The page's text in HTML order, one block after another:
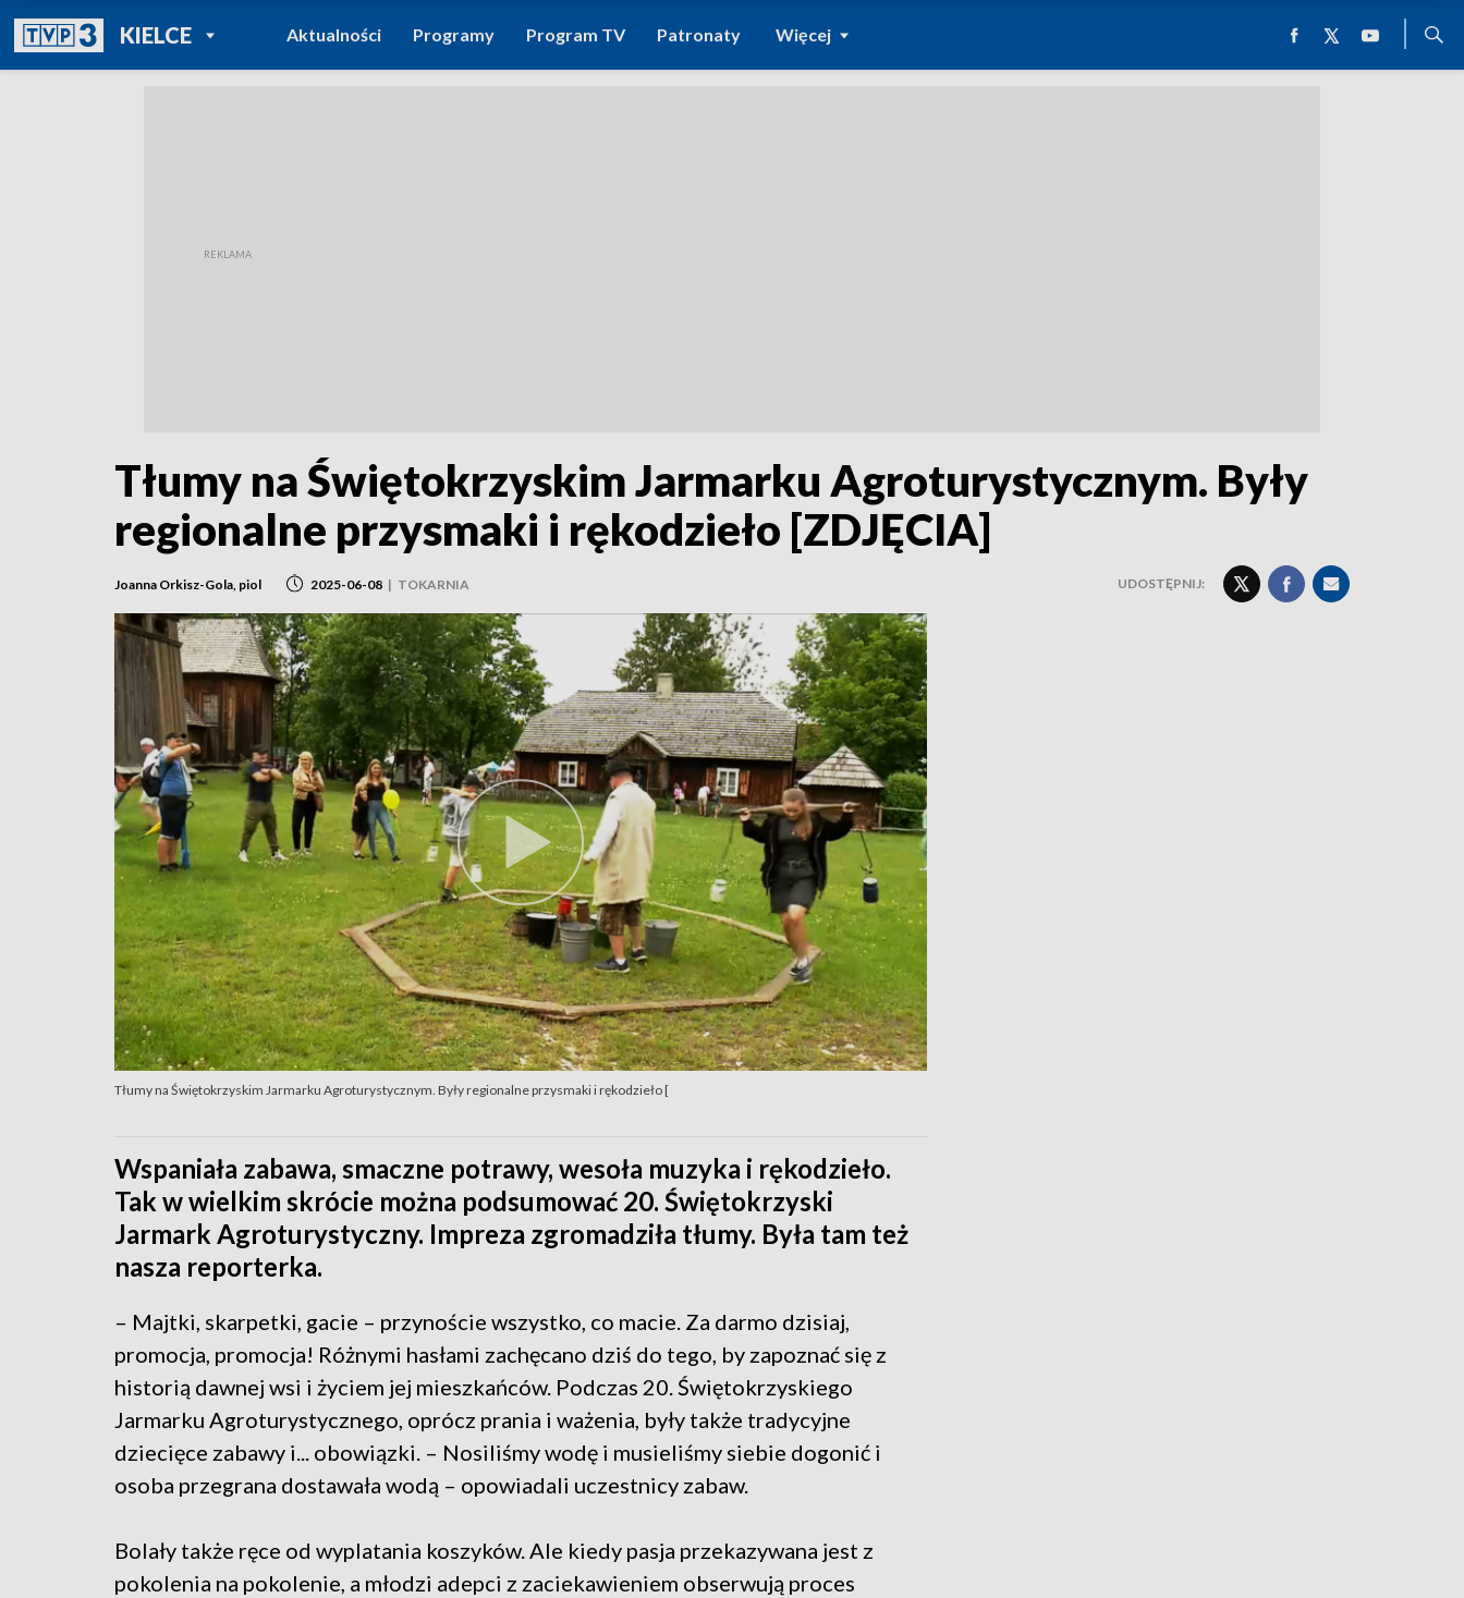
KIELCEPOWRÓT DO
TVP REGIONY
Aktualności Programy Program TV Patronaty Więcej
Tłumy na Świętokrzyskim Jarmarku Agroturystycznym. Były
regionalne przysmaki i rękodzieło [ZDJĘCIA]
Joanna Orkisz-Gola, piol 2025-06-08 | TOKARNIA UDOSTĘPNIJ:
Tłumy na Świętokrzyskim Jarmarku Agroturystycznym. Były regionalne przysmaki i rękodzieło [
Wspaniała zabawa, smaczne potrawy, wesoła muzyka i rękodzieło.
Tak w wielkim skrócie można podsumować 20. Świętokrzyski
Jarmark Agroturystyczny. Impreza zgromadziła tłumy. Była tam też
nasza reporterka.
– Majtki, skarpetki, gacie – przynoście wszystko, co macie. Za darmo dzisiaj,
promocja, promocja! Różnymi hasłami zachęcano dziś do tego, by zapoznać się z
historią dawnej wsi i życiem jej mieszkańców. Podczas 20. Świętokrzyskiego
Jarmarku Agroturystycznego, oprócz prania i ważenia, były także tradycyjne
dziecięce zabawy i... obowiązki. – Nosiliśmy wodę i musieliśmy siebie dogonić i
osoba przegrana dostawała wodą – opowiadali uczestnicy zabaw.
Bolały także ręce od wyplatania koszyków. Ale kiedy pasja przekazywana jest z
pokolenia na pokolenie, a młodzi adepci z zaciekawieniem obserwują proces